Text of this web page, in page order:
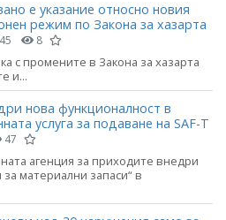
е указание относно новия
режим по Закона за хазарта
8
с промените в Закона за хазарта
и...
нова функционалност в
услуга за подаване на SAF-T
47
агенция за приходите внедри
материални запаси“ в